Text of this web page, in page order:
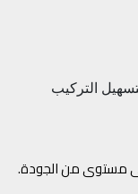
التركيب
مستوى من الجودة.